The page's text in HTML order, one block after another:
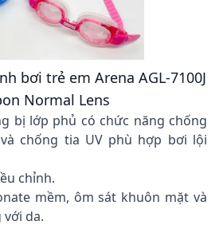
bơi trẻ em Arena AGL-7100J
Normal Lens
bị lớp phủ có chức năng chống
chống tia UV phù hợp bơi lội
chỉnh.
mềm, ôm sát khuôn mặt và
da.